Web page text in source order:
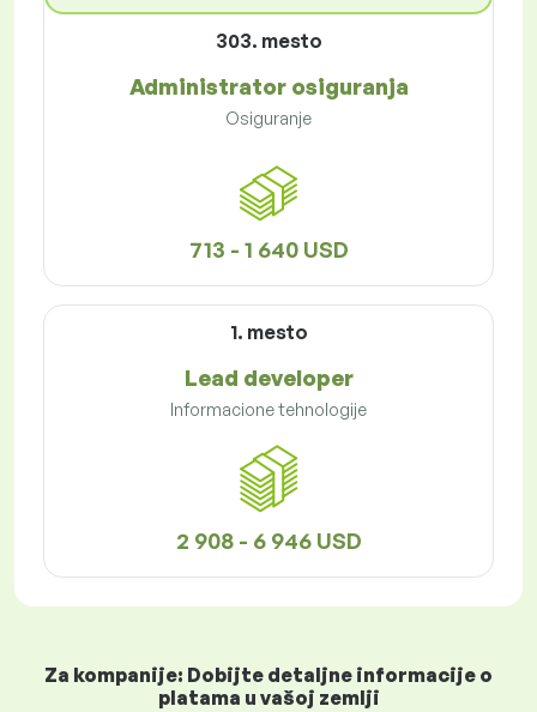
303. mesto
Administrator osiguranja
Osiguranje
713 - 1 640 USD
1. mesto
Lead developer
Informacione tehnologije
2 908 - 6 946 USD
Za kompanije: Dobijte detaljne informacije o
platama u vašoj zemlji